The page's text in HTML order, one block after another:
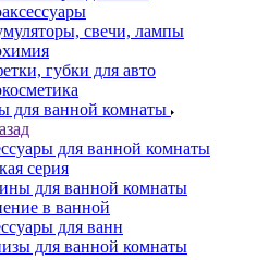
свечи, лампы
губки для авто
для ванной комнаты
для ванной комнаты
серия
для ванной комнаты
в ванной
для ванн
для ванной комнаты